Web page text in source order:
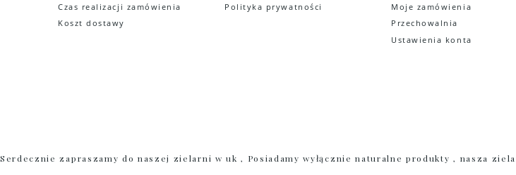
Czas realizacji zamówienia
Koszt dostawy
Polityka prywatności
Moje zamówienia
Przechowalnia
Ustawienia konta
Serdecznie zapraszamy do naszej zielarni w uk , Posiadamy wyłącznie naturalne produkty , nasza